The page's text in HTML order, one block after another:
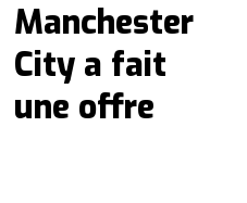
Manchester
City a fait
une offre